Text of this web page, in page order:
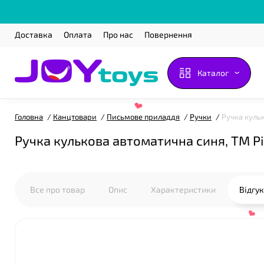
Доставка Оплата Про нас Повернення
Каталог
Головна Канцтовари Письмове приладдя Ручки Ручка
Ручка кулькова автоматична синя, ТМ
Все про товар Опис Характеристики